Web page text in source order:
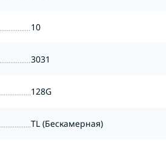
10
3031
128G
TL (Бескамерная)